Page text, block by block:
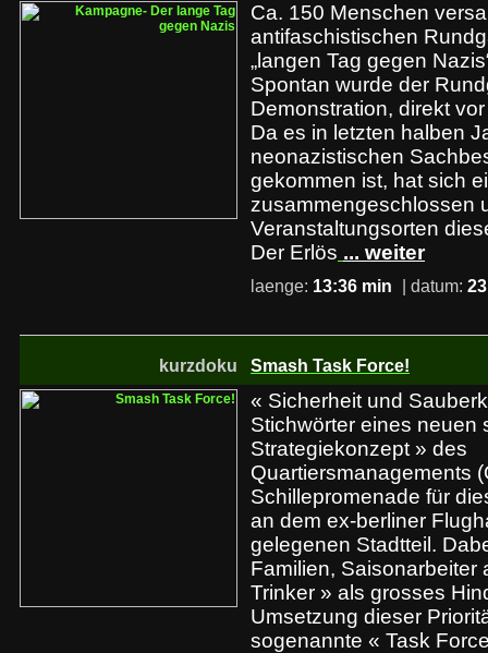
Ca. 150 Menschen
antifaschistischen
„langen Tag gegen
Spontan wurde der
Demonstration, direkt
Da es in letzten halben
neonazistischen
gekommen ist, hat sich
zusammengeschlossen
Veranstaltungsorten
Der Erlös ... weiter
laenge: 13:36 min | datum:
kurzdoku Smash Task Force!
« Sicherheit und
Stichwörter eines neuen
Strategiekonzept » des
Quartiersmanagements
Schillepromenade für
an dem ex-berliner
gelegenen Stadtteil.
Familien, Saisonarbeiter
Trinker » als grosses
Umsetzung dieser
sogenannte « Task